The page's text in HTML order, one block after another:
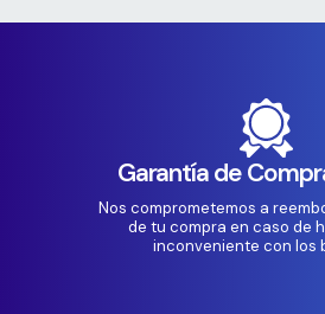
Garantía de
Nos comprometemos a
de tu compra en caso de
inconveniente con los